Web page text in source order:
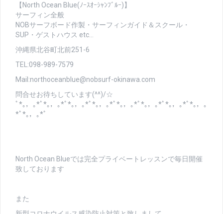
【North Ocean Blue(ﾉｰｽｵｰｼｬﾝﾌﾞﾙｰ)】
サーフィン全般
NOBサーフボード作製・サーフィンガイド＆スクール・
SUP・ゲストハウス etc…
沖縄県北谷町北前251-6
TEL:098-989-7579
Mail:northoceanblue@nobsurf-okinawa.com
問合せお待ちしています(^^)/☆
ﾟ*｡，｡*ﾟ*｡，｡*ﾟ*｡，｡*ﾟ*｡，｡*ﾟ*｡，｡*ﾟ*｡，｡*ﾟ*｡，｡*ﾟ*｡，｡
*ﾟ*｡，｡*ﾟ
North Ocean Blueでは完全プライベートレッスンで毎日開催
致しております
また